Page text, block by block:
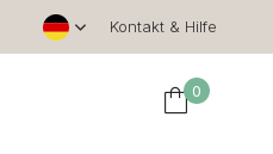
Kontakt & Hilfe
0